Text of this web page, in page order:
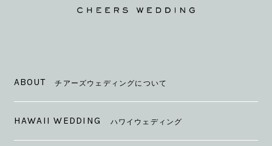
ABOUT チアーズウェディングについて
HAWAII WEDDING ハワイウェディング